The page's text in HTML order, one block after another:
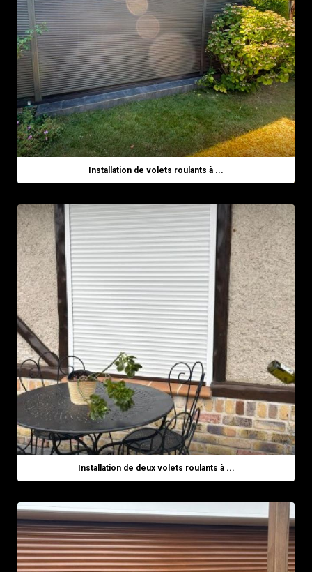
Installation de volets roulants à ...
Installation de deux volets roulants à ...